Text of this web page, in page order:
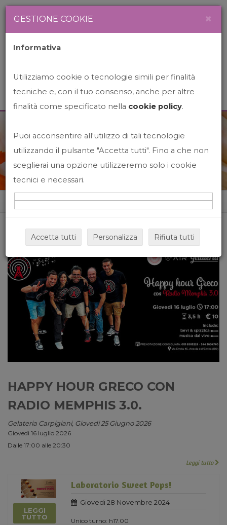
News&Events
Home News&events
HAPPY HOUR GRECO CON
RADIO MEMPHIS 3.0.
Gelateria Carpigiani, Giovedi 25 Giugno 2026
Giovedì 16 luglio 2026
Dalle 17:00 alle 20:30
Leggi tutto
LEGGI
TUTTO
Laboratorio Sweet Pops!
Giovedi 28 Novembre 2024
Unico turno: h17.00
GESTIONE COOKIE ×
Informativa
Utilizziamo cookie o tecnologie simili per finalità
tecniche e, con il tuo consenso, anche per altre
finalità come specificato nella cookie policy.
Puoi acconsentire all'utilizzo di tali tecnologie
utilizzando il pulsante "Accetta tutti". Fino a che non
sceglierai una opzione utilizzeremo solo i cookie
tecnici e necessari.
Accetta tutti Personalizza Rifiuta tutti